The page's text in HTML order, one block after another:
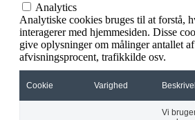
Analytics
Analytiske cookies bruges til at forstå,
interagerer med hjemmesiden. Disse
give oplysninger om målinger antallet af
afvisningsprocent, trafikkilde osv.
Cookie Varighed
Vi